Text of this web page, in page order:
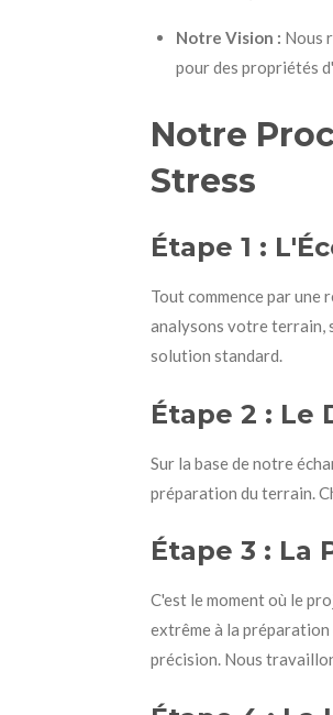
Notre Vision : Nous
pour des propriétés
Notre
Stress
Étape 1 :
Tout commence par
analysons votre terrain,
solution standard.
Étape 2 : Le
Sur la base de notre
préparation du terrain.
Étape 3 : La
C'est le moment où le
extrême à la
précision. Nous